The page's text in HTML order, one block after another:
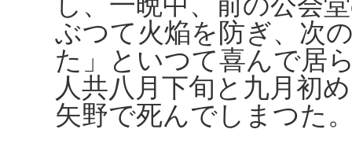
ぶつて火焔を防ぎ、次
た」といつて喜んで居
人共八月下旬と九月初
矢野で死んでしまつた